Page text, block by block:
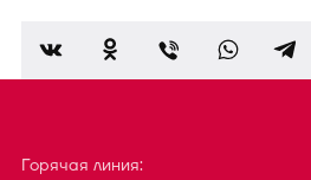
Горячая линия: